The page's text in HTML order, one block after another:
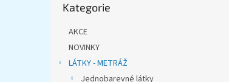
kategorie
Kategorie
AKCE
NOVINKY
LÁTKY - METRÁŽ
Jednobarevné látky